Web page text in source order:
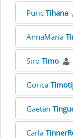
Puric Tihana
AnnaMaria
Siro Timo
Gorica
Gaetan
Carla